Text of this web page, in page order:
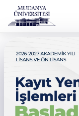
← Tüm duyurular
Ders